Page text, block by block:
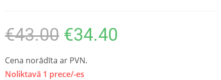
€43.00 €34.40
Cena norādīta ar PVN.
Noliktavā 1 prece/-es